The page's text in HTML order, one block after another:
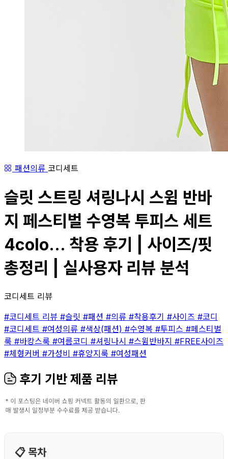
패션의류 코디세트
슬릿 스트링 셔링나시 스윔 반바
지 페스티벌 수영복 투피스 세트
4colo... 착용 후기 | 사이즈/핏
총정리 | 실사용자 리뷰 분석
코디세트 리뷰
#코디세트 리뷰 #슬릿 #패션 #의류 #착용후기 #사이즈 #코디
#코디세트 #여성의류 #색상(패션) #수영복 #투피스 #페스티벌
룩 #바캉스룩 #여름코디 #셔링나시 #스윔반바지 #FREE사이즈
#체형커버 #가성비 #휴양지룩 #여성패션
후기 기반 제품 리뷰
📋 목차